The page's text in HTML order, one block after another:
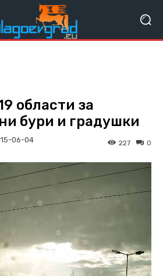
области за
бури и градушки
06-04 0
227